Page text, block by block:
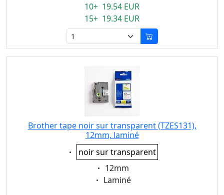
10+ 19.54 EUR
15+ 19.34 EUR
Brother tape noir sur transparent (TZES131),
12mm, laminé
Eigenschaft:
noir sur transparent
Eigenschaft:
12mm
Eigenschaft:
Laminé